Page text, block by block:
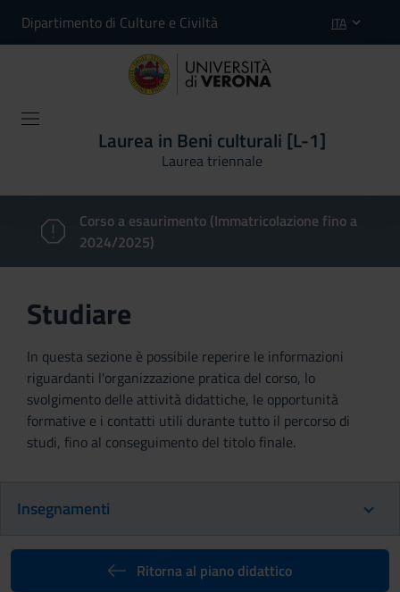
Dipartimento di Culture e Civiltà ITA
Laurea in Beni culturali [L-1]
Laurea triennale
Corso a esaurimento (Immatricolazione fino a
2024/2025)
Studiare
In questa sezione è possibile reperire le informazioni
riguardanti l'organizzazione pratica del corso, lo
svolgimento delle attività didattiche, le opportunità
formative e i contatti utili durante tutto il percorso di
studi, fino al conseguimento del titolo finale.
Insegnamenti
Ritorna al piano didattico